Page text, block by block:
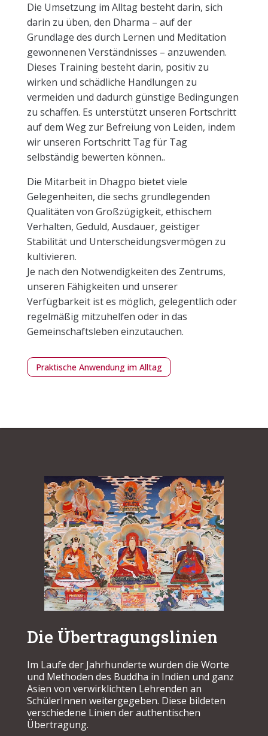
Die Umsetzung im Alltag besteht darin, sich
darin zu üben, den Dharma – auf der
Grundlage des durch Lernen und Meditation
gewonnenen Verständnisses – anzuwenden.
Dieses Training besteht darin, positiv zu
wirken und schädliche Handlungen zu
vermeiden und dadurch günstige Bedingungen
zu schaffen. Es unterstützt unseren Fortschritt
auf dem Weg zur Befreiung von Leiden, indem
wir unseren Fortschritt Tag für Tag
selbständig bewerten können..
Die Mitarbeit in Dhagpo bietet viele
Gelegenheiten, die sechs grundlegenden
Qualitäten von Großzügigkeit, ethischem
Verhalten, Geduld, Ausdauer, geistiger
Stabilität und Unterscheidungsvermögen zu
kultivieren.
Je nach den Notwendigkeiten des Zentrums,
unseren Fähigkeiten und unserer
Verfügbarkeit ist es möglich, gelegentlich oder
regelmäßig mitzuhelfen oder in das
Gemeinschaftsleben einzutauchen.
Praktische Anwendung im Alltag
Die Übertragungslinien
Im Laufe der Jahrhunderte wurden die Worte
und Methoden des Buddha in Indien und ganz
Asien von verwirklichten Lehrenden an
SchülerInnen weitergegeben. Diese bildeten
verschiedene Linien der authentischen
Übertragung.